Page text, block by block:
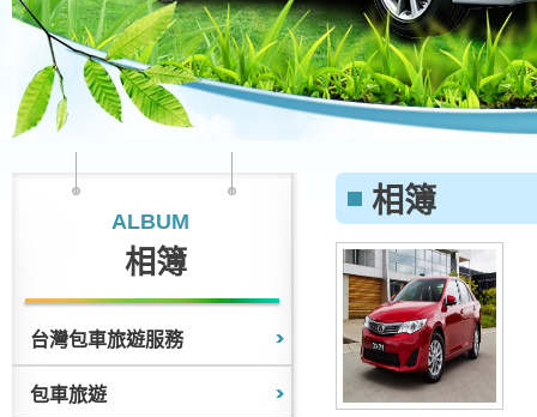
ALBUM
相簿
台灣包車旅遊服務
包車旅遊
相簿